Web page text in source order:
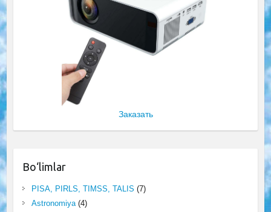
Заказать
Bo‘limlar
PISA, PIRLS, TIMSS, TALIS (7)
Astronomiya(4)